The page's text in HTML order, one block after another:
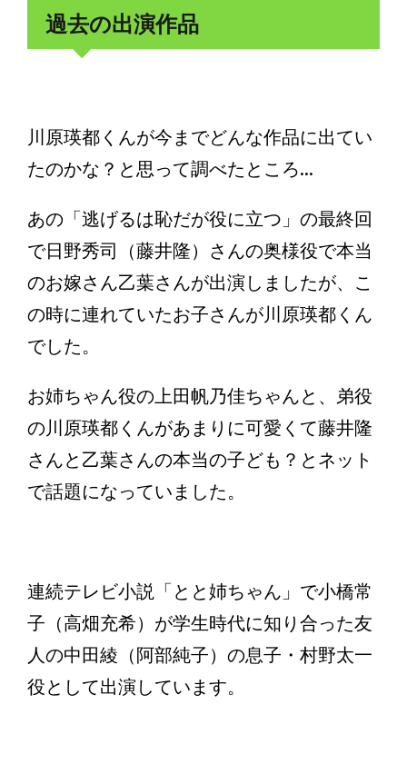
過去の出演作品
川原瑛都くんが今までどんな作品に出てい
たのかな？と思って調べたところ...
あの「逃げるは恥だが役に立つ」の最終回
で日野秀司（藤井隆）さんの奥様役で本当
のお嫁さん乙葉さんが出演しましたが、こ
の時に連れていたお子さんが川原瑛都くん
でした。
お姉ちゃん役の上田帆乃佳ちゃんと、弟役
の川原瑛都くんがあまりに可愛くて藤井隆
さんと乙葉さんの本当の子ども？とネット
で話題になっていました。
連続テレビ小説「とと姉ちゃん」で小橋常
子（高畑充希）が学生時代に知り合った友
人の中田綾（阿部純子）の息子・村野太一
役として出演しています。